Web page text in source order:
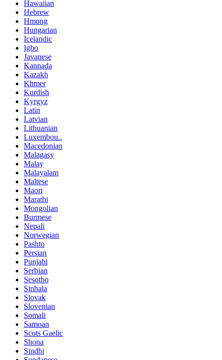
Hawaiian
Hebrew
Hmong
Hungarian
Icelandic
Igbo
Javanese
Kannada
Kazakh
Khmer
Kurdish
Kyrgyz
Latin
Latvian
Lithuanian
Luxembou..
Macedonian
Malagasy
Malay
Malayalam
Maltese
Maori
Marathi
Mongolian
Burmese
Nepali
Norwegian
Pashto
Persian
Punjabi
Serbian
Sesotho
Sinhala
Slovak
Slovenian
Somali
Samoan
Scots Gaelic
Shona
Sindhi